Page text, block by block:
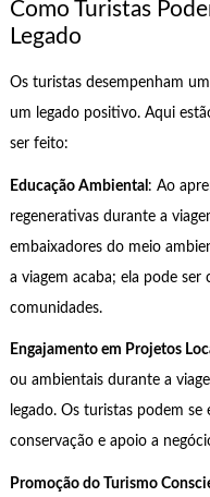
Como Turistas
Legado
Os turistas desempenham
um legado positivo. Aqui
ser feito:
Educação Ambiental : Ao
regenerativas durante a
embaixadores do meio
a viagem acaba; ela pode
comunidades.
Engajamento em Projetos
ou ambientais durante a
legado. Os turistas podem
conservação e apoio a
Promoção do Turismo